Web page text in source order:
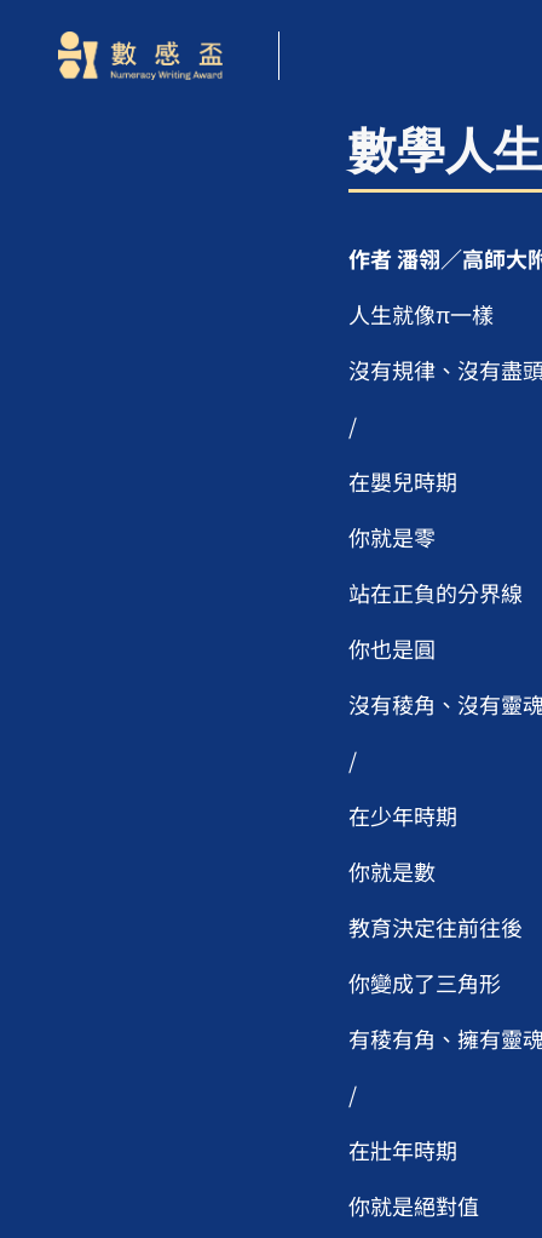
數學人生
作者 潘翎／高師大
人生就像π一樣
沒有規律、沒有盡
/
在嬰兒時期
你就是零
站在正負的分界線
你也是圓
沒有稜角、沒有靈
/
在少年時期
你就是數
教育決定往前往後
你變成了三角形
有稜有角、擁有靈
/
在壯年時期
你就是絕對值